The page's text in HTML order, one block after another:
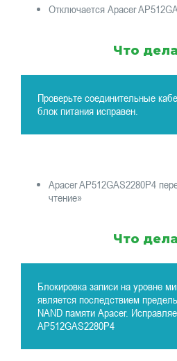
Отключается Apacer
Что
Проверьте соединительные
блок питания исправен.
Apacer AP512GAS2280P4
чтение»
Что
Блокировка записи на уровне
является последствием
NAND памяти Apacer.
AP512GAS2280P4